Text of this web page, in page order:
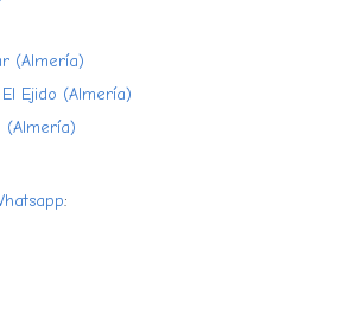
(Almería)
Ejido (Almería)
(Almería)
: